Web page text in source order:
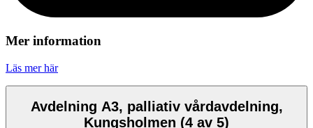
Mer information
Läs mer här
Avdelning A3, palliativ vårdavdelning,
Kungsholmen (4 av 5)